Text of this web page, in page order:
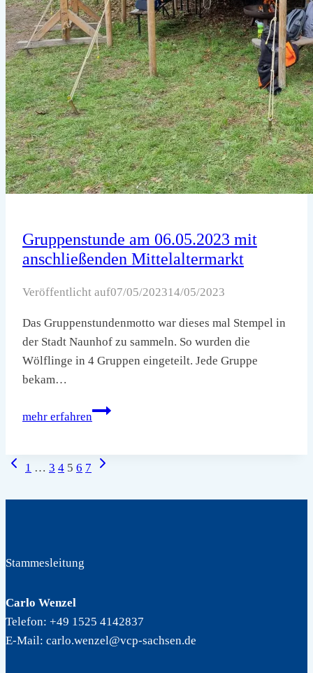
Gruppenstunde am 06.05.2023 mit
anschließenden Mittelaltermarkt
Veröffentlicht auf07/05/202314/05/2023
Das Gruppenstundenmotto war dieses mal Stempel in
der Stadt Naunhof zu sammeln. So wurden die
Wölflinge in 4 Gruppen eingeteilt. Jede Gruppe
bekam…
mehr erfahren
Gruppenstunde
mit
Seitennavigation
Vorherige
1 … 3 4 5 6 7
Nächste
Stammesleitung
Carlo Wenzel
Telefon: +49 1525 4142837
E-Mail: carlo.wenzel@vcp-sachsen.de